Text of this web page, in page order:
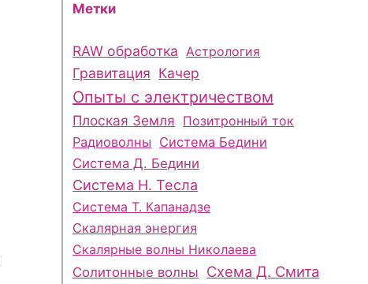
Метки
RAW обработка Астрология
Гравитация Качер
Опыты с электричеством
Плоская Земля Позитронный ток
Радиоволны Система Бедини
Система Д. Бедини
Система Н. Тесла
Система Т. Капанадзе
Скалярная энергия
Скалярные волны Николаева
Солитонные волны Схема Д. Смита